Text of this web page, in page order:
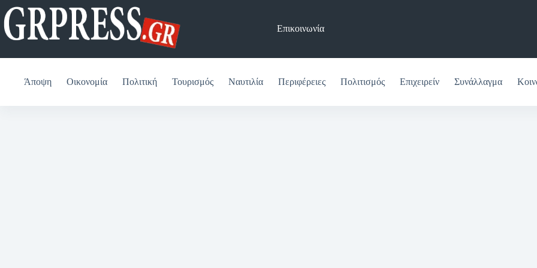
Μετάβαση
στο
περιεχόμενο
Επικοινωνία
Άποψη Οικονομία Πολιτική Τουρισμός Ναυτιλία Περιφέρειες Πολιτισμός Επιχειρείν Συνάλλαγμα